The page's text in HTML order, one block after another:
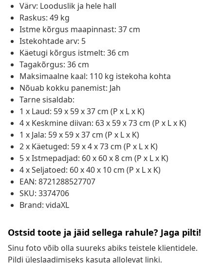
Värv: Looduslik ja hele hall
Raskus: 49 kg
Istme kõrgus maapinnast: 37 cm
Istekohtade arv: 5
Käetugi kõrgus istmelt: 36 cm
Tagakõrgus: 36 cm
Maksimaalne kaal: 110 kg istekoha kohta
Nõuab kokku panemist: Jah
Tarne sisaldab:
1 x Laud: 59 x 59 x 37 cm (P x L x K)
4 x Keskmine diivan: 63 x 59 x 73 cm (P x L x K)
1 x Jala: 59 x 59 x 37 cm (P x L x K)
2 x Käetuged: 59 x 4 x 73 cm (P x L x K)
5 x Istmepadjad: 60 x 60 x 8 cm (P x L x K)
4 x Seljatoed: 60 x 40 x 10 cm (P x L x K)
EAN: 8721288527707
SKU: 3374706
Brand: vidaXL
Ostsid toote ja jäid sellega rahule? Jaga pilti!
Sinu foto võib olla suureks abiks teistele klientidele.
Pildi üleslaadimiseks kasuta allolevat linki.